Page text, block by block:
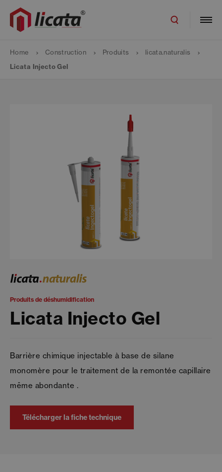
Home Construction Produits
licata.naturalis
Licata Injecto Gel
Produits de déshumidification
Licata Injecto Gel
Barrière chimique injectable à base de silane
monomère pour le traitement de la remontée capillaire
même abondante .
Télécharger la fiche technique